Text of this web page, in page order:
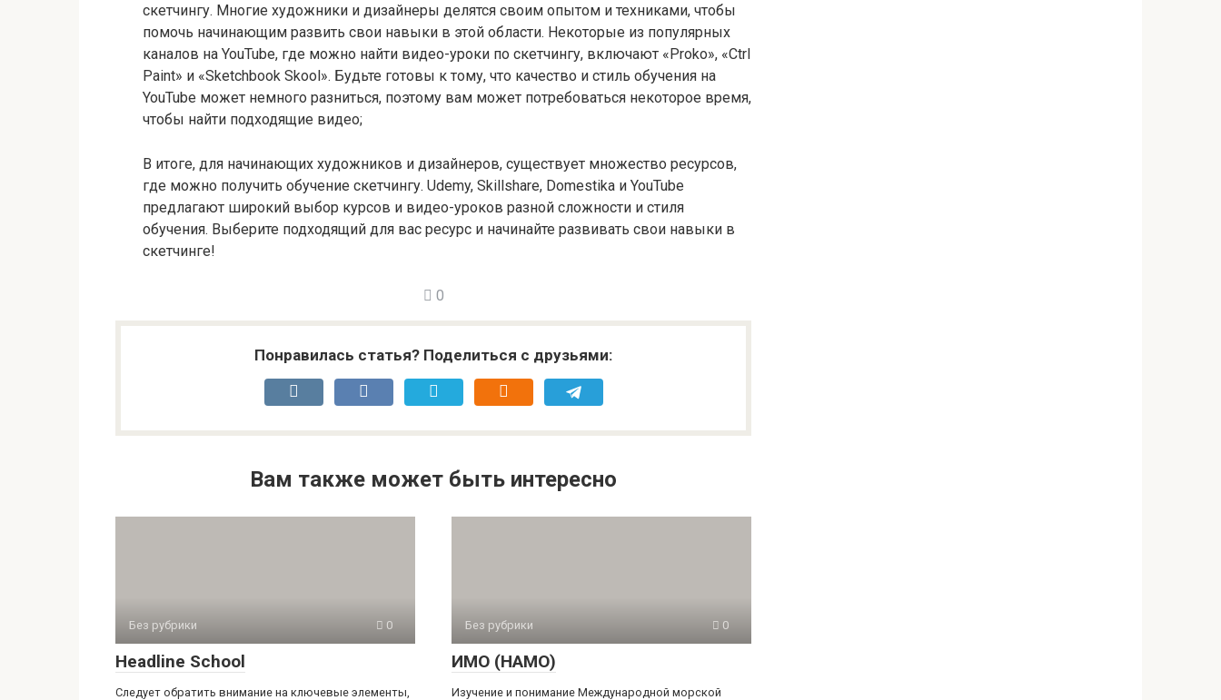
скетчингу.​ Многие художники и дизайнеры делятся своим опытом и техниками, чтобы
помочь начинающим развить свои навыки в этой области.​ Некоторые из популярных
каналов на YouTube, где можно найти видео-уроки по скетчингу, включают «Proko», «Ctrl
Paint» и «Sketchbook Skool». Будьте готовы к тому, что качество и стиль обучения на
YouTube может немного разниться, поэтому вам может потребоваться некоторое время,
чтобы найти подходящие видео;
В итоге, для начинающих художников и дизайнеров, существует множество ресурсов,
где можно получить обучение скетчингу.​ Udemy, Skillshare, Domestika и YouTube
предлагают широкий выбор курсов и видео-уроков разной сложности и стиля
обучения.​ Выберите подходящий для вас ресурс и начинайте развивать свои навыки в
скетчинге!​
0
Понравилась статья? Поделиться с друзьями:
Вам также может быть интересно
Без рубрики 0
Headline School
Следует обратить внимание на ключевые элементы,
Без рубрики 0
ИМО (НАМО)
Изучение и понимание Международной морской